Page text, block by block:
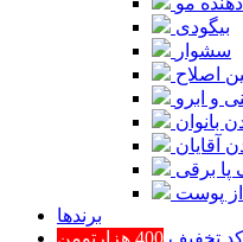
بیگودی
سشوار
اصلاح
و ابرو
بانوان
آقایان
پا برقی
از پوست
برند‌ها
کد تخفیف 400 هزارتومن